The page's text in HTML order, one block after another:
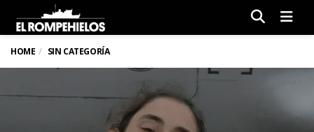
HOME SIN CATEGORÍA